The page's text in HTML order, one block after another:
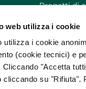
web utilizza i cookie
utilizza i cookie
(cookie tecnici) e
Cliccando "Accetta
cliccando su "Rifiuta".
Progetti di
Progetto